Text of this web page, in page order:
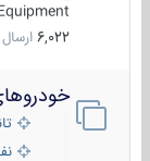
6,022 ارسال ها